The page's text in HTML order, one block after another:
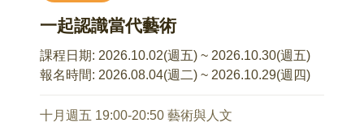
日。並從心理學與神經科學角度，解析演算法、
流量文化與資訊爆炸如何影響我們的思考、情緒
與生活，分享建立健康閱聽習慣、情緒調節、正
念減壓與自我照顧的方法，在AI時代成為資訊的
主人，而非被資訊綁架。
許多孩子看起來沒事，其實內在早已累積了大量
焦慮與委屈。而真正的自我保護，從來不只是教
孩子「遇到危險怎麼辦」，而是讓孩子從小學
會：
「我的感受很重要。」、「我可以拒絕不舒
一起認識當代藝術
課程日期: 2026.10.02(週五) ~ 2026.10.30(週五)
報名時間: 2026.08.04(週二) ~ 2026.10.29(週四)
十月週五 19:00-20:50 藝術與人文